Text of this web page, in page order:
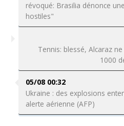
révoqué: Brasilia dénonce
hostiles"
Tennis: blessé, Alcaraz
1000
05/08 00:32
Ukraine : des explosions
alerte aérienne (AFP)